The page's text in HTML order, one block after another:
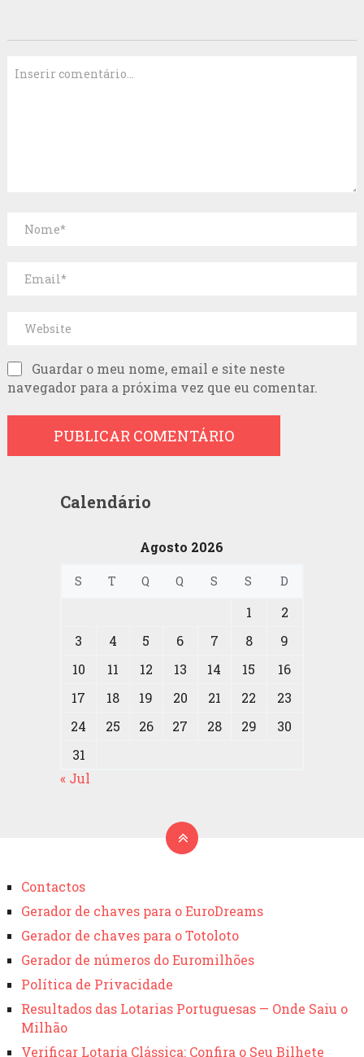
Guardar o meu nome, email e site neste
navegador para a próxima vez que eu comentar.
Calendário
Agosto 2026
S T Q Q S S D
1
2
3
4 5 6 7 8
9
10
11 12 13 14 15
16
17
18 19 20 21 22
23
24
25 26 27 28 29
30
31
« Jul
Contactos
Gerador de chaves para o EuroDreams
Gerador de chaves para o Totoloto
Gerador de números do Euromilhões
Política de Privacidade
Resultados das Lotarias Portuguesas — Onde Saiu o
Milhão
Verificar Lotaria Clássica: Confira o Seu Bilhete